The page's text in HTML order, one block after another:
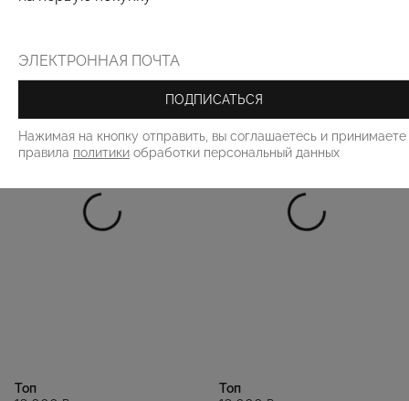
Топ
Топ
ПОДПИСАТЬСЯ
Нажимая на кнопку отправить, вы соглашаетесь и принимаете
правила политики обработки персональный данных